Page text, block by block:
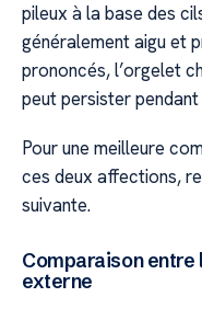
pileux à la base des
généralement aigu et
prononcés, l’orgelet
peut persister
Pour une meilleure
ces deux affections,
suivante.
Comparaison entre
externe